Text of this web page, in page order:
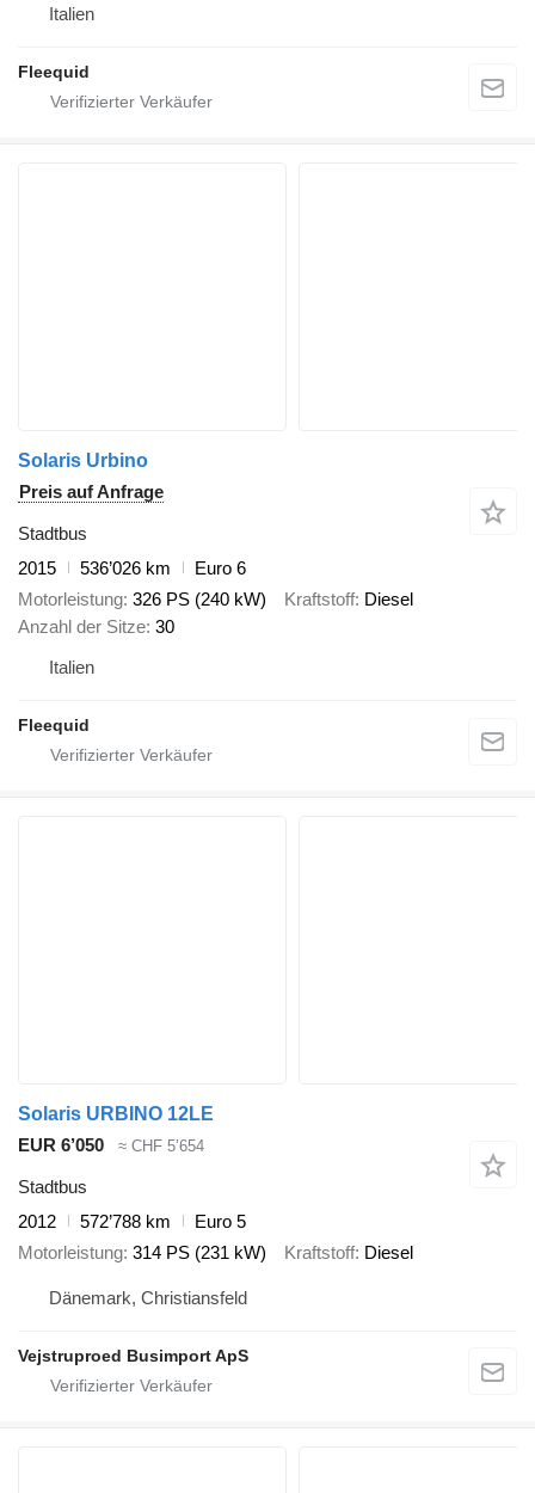
Italien
Fleequid
Solaris Urbino
Preis auf Anfrage
Stadtbus
2015
536’026 km
Euro 6
Motorleistung 326 PS (240 kW) Kraftstoff Diesel
Anzahl der Sitze 30
Italien
Fleequid
Solaris URBINO 12LE
EUR 6’050
≈ CHF 5’654
Stadtbus
2012
572’788 km
Euro 5
Motorleistung 314 PS (231 kW) Kraftstoff Diesel
Dänemark, Christiansfeld
Vejstruproed Busimport ApS